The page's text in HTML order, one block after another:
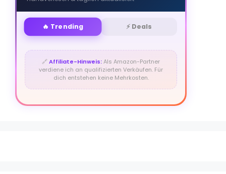
🔥 Trending ⚡ Deals
🔗Affiliate-Hinweis:Als Amazon-Partner
verdiene ich an qualifizierten Verkäufen. Für
dich entstehen keine Mehrkosten.